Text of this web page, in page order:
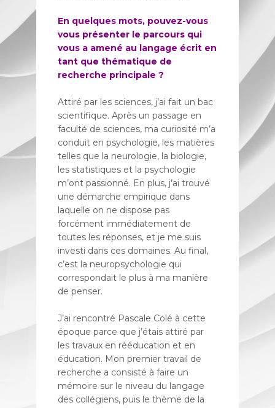
En quelques mots, pouvez-vous
vous présenter le parcours qui
vous a amené au langage écrit en
tant que thématique de
recherche principale ?
Attiré par les sciences, j’ai fait un bac
scientifique. Après un passage en
faculté de sciences, ma curiosité m’a
conduit en psychologie, les matières
telles que la neurologie, la biologie,
les statistiques et la psychologie
m’ont passionné. En plus, j’ai trouvé
une démarche empirique dans
laquelle on ne dispose pas
forcément immédiatement de
toutes les réponses, et je me suis
investi dans ces domaines. Au final,
c’est la neuropsychologie qui
correspondait le plus à ma manière
de penser.
J’ai rencontré Pascale Colé à cette
époque parce que j’étais attiré par
les travaux en rééducation et en
éducation. Mon premier travail de
recherche a consisté à faire un
mémoire sur le niveau du langage
des collégiens, puis le thème de la